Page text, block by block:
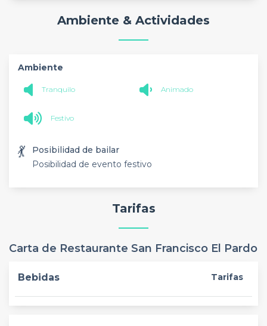
Ambiente & Actividades
Ambiente
Tranquilo Animado
Festivo
💃
Posibilidad de bailar
Posibilidad de evento festivo
Tarifas
Carta de Restaurante San Francisco El Pardo
Bebidas Tarifas